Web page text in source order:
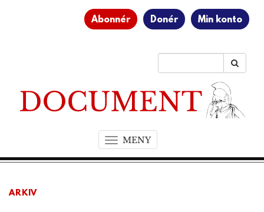
Abonnér Donér Min konto
MENYT
o
ARKIV